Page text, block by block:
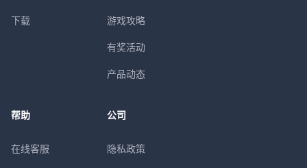
下载 游戏攻略
有奖活动
产品动态
帮助
在线客服
公司
隐私政策